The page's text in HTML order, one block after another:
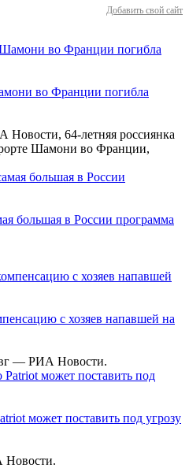
Добавить свой сайт
во Франции погибла
64-летняя россиянка
Шамони во Франции,
большая в России программа
с хозяев напавшей на
— РИА Новости.
может поставить под угрозу